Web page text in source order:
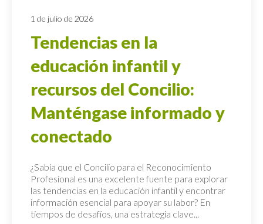
1 de julio de 2026
Tendencias en la
educación infantil y
recursos del Concilio:
Manténgase informado y
conectado
¿Sabía que el Concilio para el Reconocimiento
Profesional es una excelente fuente para explorar
las tendencias en la educación infantil y encontrar
información esencial para apoyar su labor? En
tiempos de desafíos, una estrategia clave...